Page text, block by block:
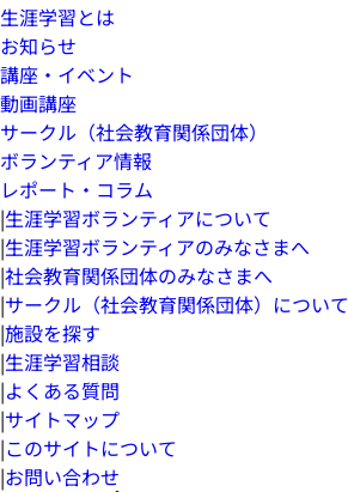
生涯学習とは
お知らせ
講座・イベント
動画講座
サークル（社会教育関係団体）
ボランティア情報
レポート・コラム
|生涯学習ボランティアについて
|生涯学習ボランティアのみなさまへ
|社会教育関係団体のみなさまへ
|サークル（社会教育関係団体）について
|施設を探す
|生涯学習相談
|よくある質問
|サイトマップ
|このサイトについて
|お問い合わせ